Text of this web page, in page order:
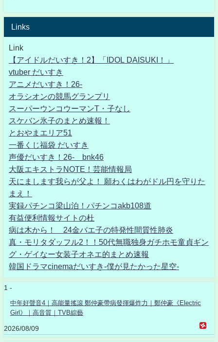
Links
Link
【アイドルだいすき！2】「IDOL DAISUKI！」
vtuber だいすき
アニメだいすき！26-
オラシオンの競馬グランプリ
スーパーウンコウーマンT・子なし
スケバン氷子のまとめ速報！
とおやまエリア51
一番くじ福袋 だいすき
声優だいすき！26- bnk46
大阪エキストラNOTE！芸能情報局
天にまします我らが父よ！ 願わくはわがドル円を守りた
まえ！
実録パチンコ梁山泊！パチンコakb108道
有益便利情報サイトの杜
病は木から！ 24金バエ子の特発性間質性肺炎
真・モリタダッフル2！！50代無職独身ガチホモ童貞ギン
グ・ゲイなー女装子オネエ的まとめ速報
韓国ドラマcinemaだいすき-僕が見たかった星空-
1 -
中年好聲音4｜高能量搖滾 鄭仲豪帶病發揮爆炸力｜鄭仲豪《Electric
Girl》｜高音質｜TVB綜藝
2026/08/09